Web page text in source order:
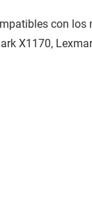
con los
X1170,